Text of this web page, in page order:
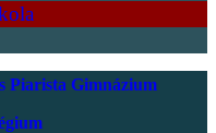
Piarista Gimnázium